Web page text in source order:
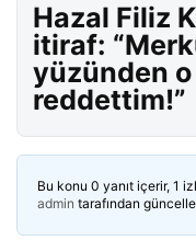
Hazal Filiz
itiraf:
yüzünden
reddettim!”
Bu konu 0 yanıt içerir, 1
admin tarafından